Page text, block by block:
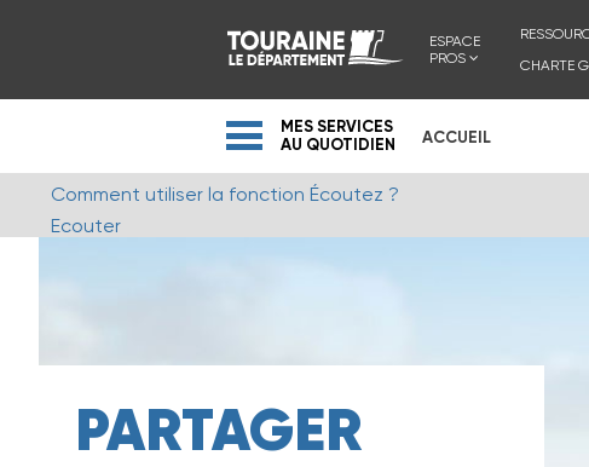
ESPACE
PROS
CHARTE
MES SERVICES
AU QUOTIDIEN
ACCUEIL
Comment utiliser la fonction Écoutez ?
Ecouter
PARTAGER